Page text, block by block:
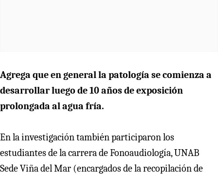
Agrega que en general la patología se comienza a
desarrollar luego de 10 años de exposición
prolongada al agua fría.
En la investigación también participaron los
estudiantes de la carrera de Fonoaudiología, UNAB
Sede Viña del Mar (encargados de la recopilación de